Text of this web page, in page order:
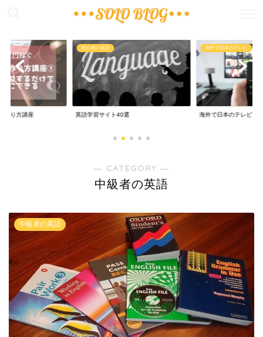
作り方講座
初心者の英語
英語学習サイト40選
海外で日本のテレビ
海外で日本のテレビ
― CATEGORY ―
中級者の英語
中級者の英語